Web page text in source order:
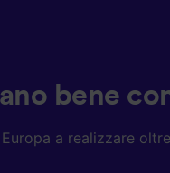
bene
a realizzare